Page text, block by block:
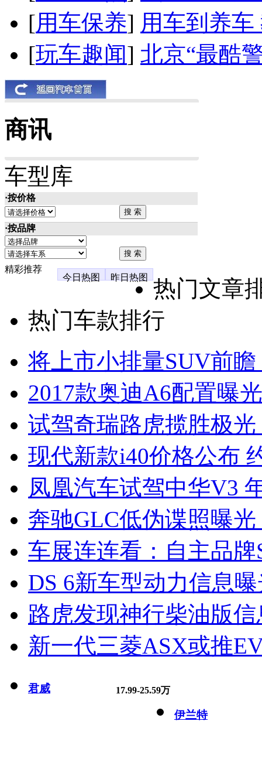
[用车保养] 用车到养
[玩车趣闻] 北京“最酷
商讯
车型库
·按价格
·按品牌
精彩推荐
今日热图
昨日热图
热门文章
热门车款排行
将上市小排量SUV前
2017款奥迪A6配置曝
试驾奇瑞路虎揽胜极
现代新款i40价格公布
凤凰汽车试驾中华V3
奔驰GLC低伪谍照曝
车展连连看：自主品牌
DS 6新车型动力信息
路虎发现神行柴油版
新一代三菱ASX或推
君威 17.99-25.59万
伊兰特